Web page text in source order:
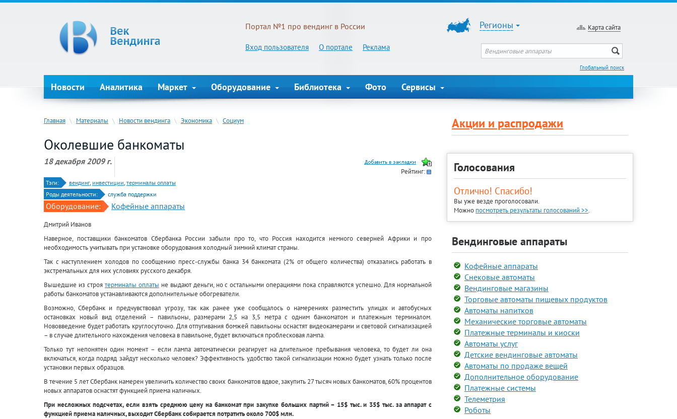
Портал №1 про вендинг в России
Вход пользователя О портале Реклама
Регионы Карта сайта
Глобальный поиск
Новости Аналитика Маркет Оборудование Библиотека Фото Сервисы
Главная \ Материалы \ Новости вендинга \ Экономика \ Социум
Околевшие банкоматы
18 декабря 2009 г.
Рейтинг:
Тэги: вендинг, инвестиции, терминалы оплаты
Роды деятельности:
служба поддержки
Оборудование: Кофейные аппараты
Дмитрий Иванов
Наверное, поставщики банкоматов Сбербанка России забыли про то, что Россия находится немного северней Африки и про
необходимость учитывать при установке оборудования холодный зимний климат страны.
Так с наступлением холодов по сообщению пресс-службы банка 34 банкомата (2% от общего количества) отказались работать в
экстремальных для них условиях русского декабря.
Вышедшие из строя терминалы оплаты не выдают деньги, но с остальными операциями пока справляются успешно. Для нормальной
работы банкоматов устанавливаются дополнительные обогреватели.
Возможно, Сбербанк и предчувствовал угрозу, так как ранее уже сообщалось о намерениях разместить улицах и автобусных
остановках новый вид отделений – павильоны, размерами 2,5 на 3,5 метра с одним банкоматом и платежным терминалом.
Нововведение будет работать круглосуточно. Для отпугивания бомжей павильоны оснастят видеокамерами и световой сигнализацией
– в случае длительного нахождения человека в павильоне, будет включаться проблесковая лампа.
Только тут непонятен один момент – если лампа автоматически реагирует на длительное пребывания человека, то будет ли она
включаться, когда подряд зайдут несколько человек? Эффективность удобство такой сигнализации можно будет узнать только после
установки первых образцов.
В течение 5 лет Сбербанк намерен увеличить количество своих банкоматов вдвое, закупить 27 тысяч новых банкоматов, 60% процентов
новых аппаратов оснастят функцией приема наличных.
При несложных подсчетах, если взять среднюю цену на банкомат при закупке больших партий – 15$ тыс. и 35$ тыс. за аппарат с
функцией приема наличных, выходит Сбербанк собирается потратить около 700$ млн.
Акции и распродажи
Голосования
Отлично! Спасибо!
Вы уже везде проголосовали.
Можно посмотреть результаты голосований >>.
Вендинговые аппараты
Кофейные аппараты
Снековые автоматы
Вендинговые магазины
Торговые автоматы пищевых продуктов
Автоматы напитков
Механические торговые автоматы
Платежные терминалы и киоски
Автоматы услуг
Детские вендинговые автоматы
Автоматы по продаже вещей
Дополнительное оборудование
Платежные системы
Телеметрия
Роботы